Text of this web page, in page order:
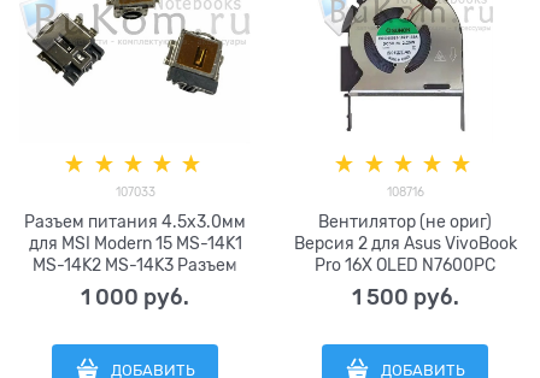
107033
Разъем питания 4.5x3.0мм
для MSI Modern 15 MS-14K1
MS-14K2 MS-14K3 Разъем
питания MSI Modern 14 ms-
14j1 14d1 серии MSI Stealth
Разъем питания Gigabyte
Aorus Master AM6H
1 000 руб.
ДОБАВИТЬ
108716
Вентилятор (не ориг)
Версия 2 для Asus VivoBook
Pro 16X OLED N7600PC
M7600QC | Asus VivoBook Pro
15 M6500QC M6500QH
K6500 K6500Z M3500QC /
OLED K3500PA PH серии
1 500 руб.
ДОБАВИТЬ